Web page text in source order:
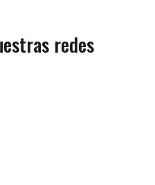
redes